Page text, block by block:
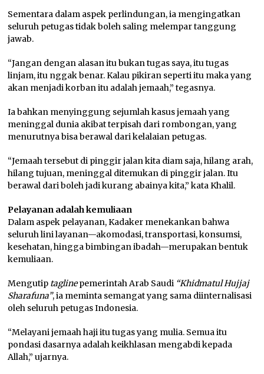
Sementara dalam aspek perlindungan, ia mengingatkan
seluruh petugas tidak boleh saling melempar tanggung
jawab.
“Jangan dengan alasan itu bukan tugas saya, itu tugas
linjam, itu nggak benar. Kalau pikiran seperti itu maka yang
akan menjadi korban itu adalah jemaah,” tegasnya.
Ia bahkan menyinggung sejumlah kasus jemaah yang
meninggal dunia akibat terpisah dari rombongan, yang
menurutnya bisa berawal dari kelalaian petugas.
“Jemaah tersebut di pinggir jalan kita diam saja, hilang arah,
hilang tujuan, meninggal ditemukan di pinggir jalan. Itu
berawal dari boleh jadi kurang abainya kita,” kata Khalil.
Pelayanan adalah kemuliaan
Dalam aspek pelayanan, Kadaker menekankan bahwa
seluruh lini layanan—akomodasi, transportasi, konsumsi,
kesehatan, hingga bimbingan ibadah—merupakan bentuk
kemuliaan.
Mengutip taglinepemerintah Arab Saudi “Khidmatul Hujjaj
Sharafuna”, ia meminta semangat yang sama diinternalisasi
oleh seluruh petugas Indonesia.
“Melayani jemaah haji itu tugas yang mulia. Semua itu
pondasi dasarnya adalah keikhlasan mengabdi kepada
Allah,” ujarnya.